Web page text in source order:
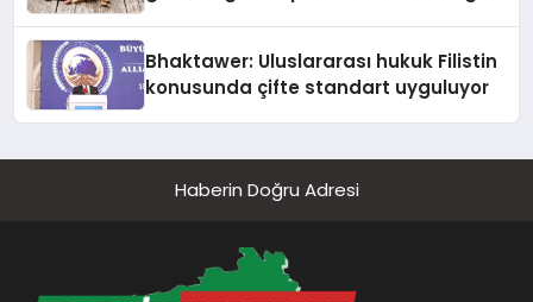
Bhaktawer: Uluslararası hukuk Filistin
konusunda çifte standart uyguluyor
Haberin Doğru Adresi